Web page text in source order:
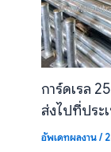
การ์ดเรล
ส่งไปที่ประ
อัพเดทผลงาน/